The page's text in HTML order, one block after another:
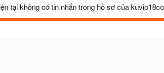
tại không có tin nhắn trong hồ sơ của